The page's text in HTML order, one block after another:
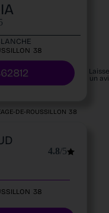
38
un
DE-ROUSSILLON 38
4.8/5
38